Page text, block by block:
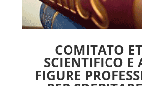
COMITATO
SCIENTIFICO E
FIGURE